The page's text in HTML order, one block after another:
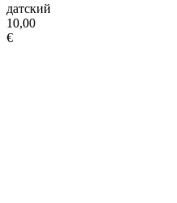
датский
10,00
€